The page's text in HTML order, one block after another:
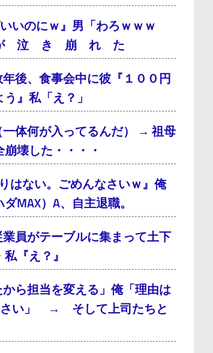
いのにｗ』男「わろｗｗｗ
嫁 が 泣 き 崩 れ た
後、食事会中に彼『１００円
』私「え？」
体何が入ってるんだ） → 祖母
壊した・・・・
はない。ごめんなさいｗ』俺
MAX）A、自主退職。
員がテーブルに集まって土下
『え？』
ら担当を変える」俺「理由は
さい」 → そして上司たちと